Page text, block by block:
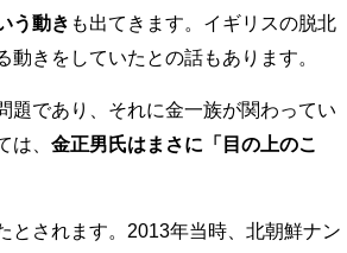
う動き も出てきます。イギリスの脱北
きをしていたとの話もあります。
題であり、それに金一族が関わってい
は、 金正男氏はまさに「目の上のこ
とされます。2013年当時、北朝鮮ナン